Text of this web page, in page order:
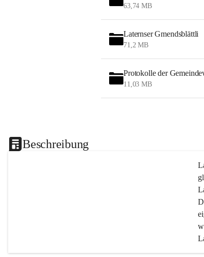
63,74 MB
Laternser Gmendsblättli
71,2 MB
Protokolle der
11,03 MB
Beschreibung